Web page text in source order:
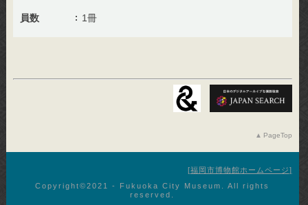
員数 1冊
PageTop
福岡市博物館ホームページ
Copyright©︎2021 - Fukuoka City Museum. All rights
reserved.